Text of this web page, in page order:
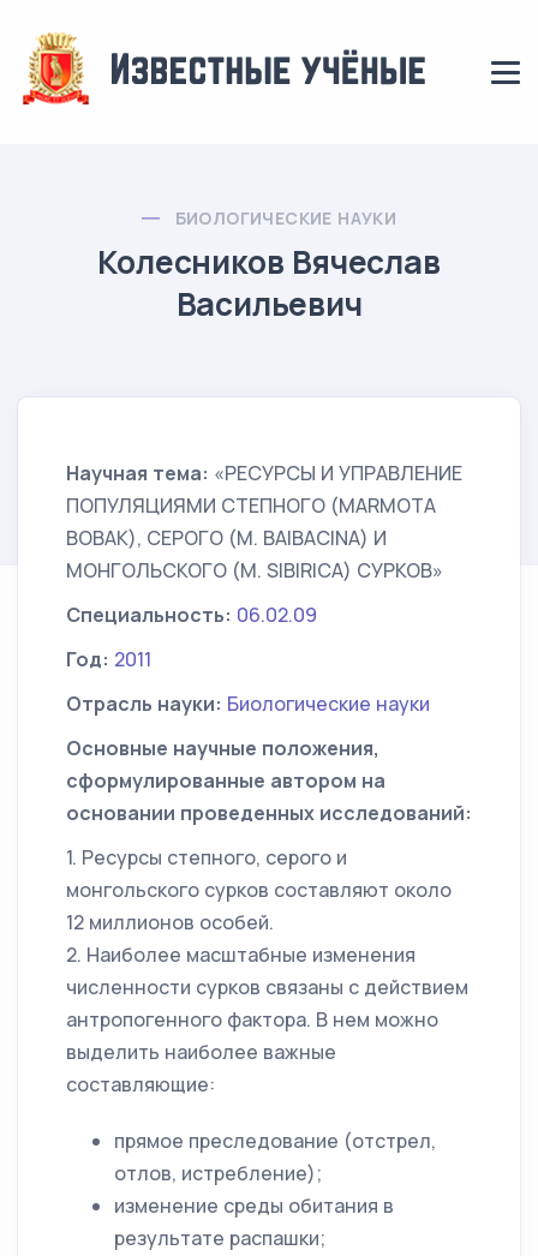
БИОЛОГИЧЕСКИЕ НАУКИ
Колесников Вячеслав
Васильевич
Научная тема: «РЕСУРСЫ И УПРАВЛЕНИЕ
ПОПУЛЯЦИЯМИ СТЕПНОГО (MARMOTA
BOBAK), СЕРОГО (M. BAIBACINA) И
МОНГОЛЬСКОГО (M. SIBIRICA) СУРКОВ»
Специальность: 06.02.09
Год: 2011
Отрасль науки: Биологические науки
Основные научные положения,
сформулированные автором на
основании проведенных исследований:
1. Ресурсы степного, серого и
монгольского сурков составляют около
12 миллионов особей.
2. Наиболее масштабные изменения
численности сурков связаны с действием
антропогенного фактора. В нем можно
выделить наиболее важные
составляющие:
прямое преследование (отстрел,
отлов, истребление);
изменение среды обитания в
результате распашки;